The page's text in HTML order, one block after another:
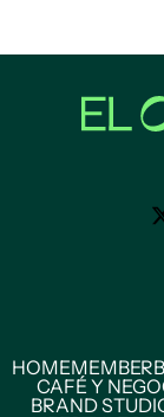
HOMEMEMBER
CAFÉ Y
BRAND